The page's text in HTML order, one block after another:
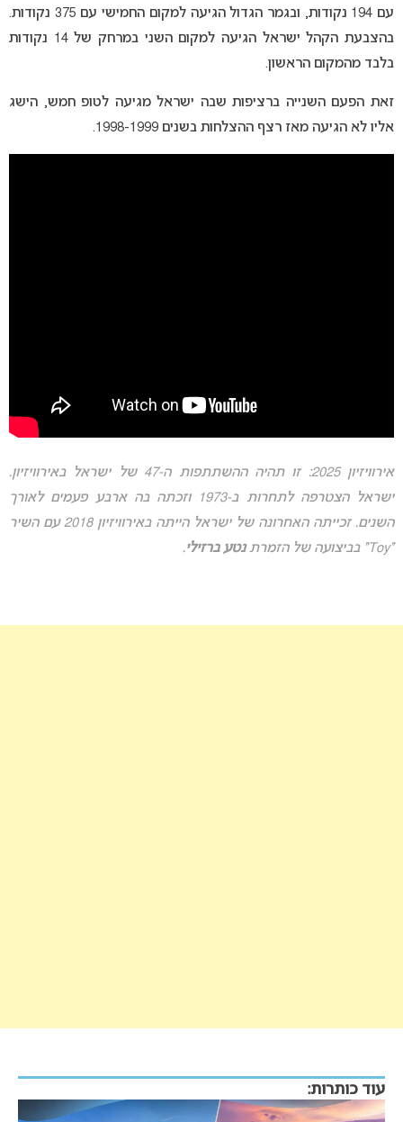
עם 194 נקודות, ובגמר הגדול הגיעה למקום החמישי עם 375 נקודות.
בהצבעת הקהל ישראל הגיעה למקום השני במרחק של 14 נקודות
בלבד מהמקום הראשון.
זאת הפעם השנייה ברציפות שבה ישראל מגיעה לטופ חמש, הישג
אליו לא הגיעה מאז רצף ההצלחות בשנים 1998-1999.
אירוויזיון 2025: זו תהיה ההשתתפות ה-47 של ישראל באירוויזיון.
ישראל הצטרפה לתחרות ב-1973 וזכתה בה ארבע פעמים לאורך
השנים. זכייתה האחרונה של ישראל הייתה באירוויזיון 2018 עם השיר
“Toy” בביצועה של הזמרת
נטע ברזילי.
עוד כותרות: